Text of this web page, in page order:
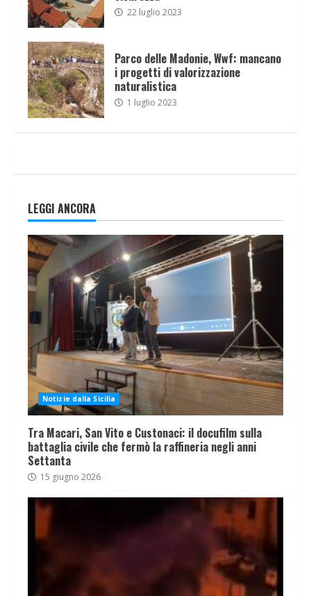
22 luglio 2023
Parco delle Madonie, Wwf: mancano
i progetti di valorizzazione
naturalistica
1 luglio 2023
LEGGI ANCORA
Notizie dalla Sicilia
Tra Macari, San Vito e Custonaci: il docufilm sulla
battaglia civile che fermò la raffineria negli anni
Settanta
15 giugno 2026